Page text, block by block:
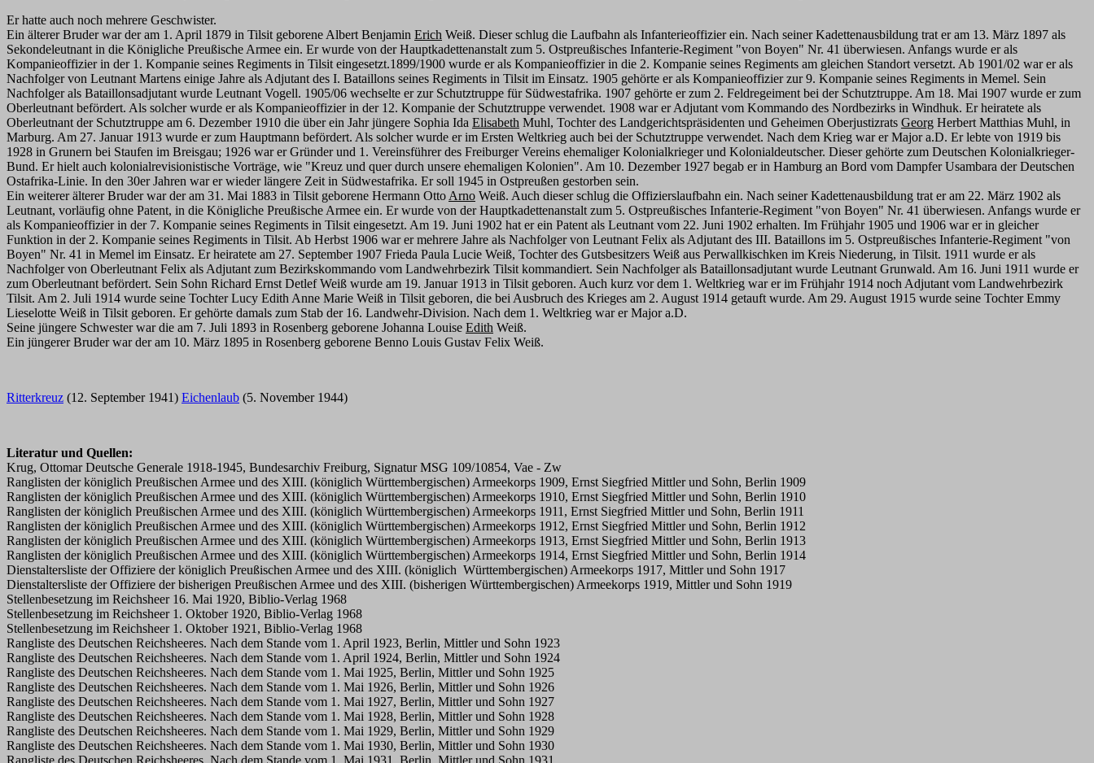
Er hatte auch noch mehrere Geschwister.
Ein älterer Bruder war der am 1. April 1879 in Tilsit geborene Albert Benjamin Erich Weiß. Dieser schlug die Laufbahn als Infanterieoffizier ein. Nach seiner Kadettenausbildung trat er am 13. März 1897 als
Sekondeleutnant in die Königliche Preußische Armee ein. Er wurde von der Hauptkadettenanstalt zum 5. Ostpreußisches Infanterie-Regiment "von Boyen" Nr. 41 überwiesen. Anfangs wurde er als
Kompanieoffizier in der 1. Kompanie seines Regiments in Tilsit eingesetzt.1899/1900 wurde er als Kompanieoffizier in die 2. Kompanie seines Regiments am gleichen Standort versetzt. Ab 1901/02 war er als
Nachfolger von Leutnant Martens einige Jahre als Adjutant des I. Bataillons seines Regiments in Tilsit im Einsatz. 1905 gehörte er als Kompanieoffizier zur 9. Kompanie seines Regiments in Memel. Sein
Nachfolger als Bataillonsadjutant wurde Leutnant Vogell. 1905/06 wechselte er zur Schutztruppe für Südwestafrika. 1907 gehörte er zum 2. Feldregeiment bei der Schutztruppe. Am 18. Mai 1907 wurde er zum
Oberleutnant befördert. Als solcher wurde er als Kompanieoffizier in der 12. Kompanie der Schutztruppe verwendet. 1908 war er Adjutant vom Kommando des Nordbezirks in Windhuk. Er heiratete als
Oberleutnant der Schutztruppe am 6. Dezember 1910 die über ein Jahr jüngere Sophia Ida Elisabeth Muhl, Tochter des Landgerichtspräsidenten und Geheimen Oberjustizrats Georg Herbert Matthias Muhl, in
Marburg. Am 27. Januar 1913 wurde er zum Hauptmann befördert. Als solcher wurde er im Ersten Weltkrieg auch bei der Schutztruppe verwendet. Nach dem Krieg war er Major a.D. Er lebte von 1919 bis
1928 in Grunern bei Staufen im Breisgau; 1926 war er Gründer und 1. Vereinsführer des Freiburger Vereins ehemaliger Kolonialkrieger und Kolonialdeutscher. Dieser gehörte zum Deutschen Kolonialkrieger-
Bund. Er hielt auch kolonialrevisionistische Vorträge, wie "Kreuz und quer durch unsere ehemaligen Kolonien". Am 10. Dezember 1927 begab er in Hamburg an Bord vom Dampfer Usambara der Deutschen
Ostafrika-Linie. In den 30er Jahren war er wieder längere Zeit in Südwestafrika. Er soll 1945 in Ostpreußen gestorben sein.
Ein weiterer älterer Bruder war der am 31. Mai 1883 in Tilsit geborene Hermann Otto Arno Weiß. Auch dieser schlug die Offizierslaufbahn ein. Nach seiner Kadettenausbildung trat er am 22. März 1902 als
Leutnant, vorläufig ohne Patent, in die Königliche Preußische Armee ein. Er wurde von der Hauptkadettenanstalt zum 5. Ostpreußisches Infanterie-Regiment "von Boyen" Nr. 41 überwiesen. Anfangs wurde er
als Kompanieoffizier in der 7. Kompanie seines Regiments in Tilsit eingesetzt. Am 19. Juni 1902 hat er ein Patent als Leutnant vom 22. Juni 1902 erhalten. Im Frühjahr 1905 und 1906 war er in gleicher
Funktion in der 2. Kompanie seines Regiments in Tilsit. Ab Herbst 1906 war er mehrere Jahre als Nachfolger von Leutnant Felix als Adjutant des III. Bataillons im 5. Ostpreußisches Infanterie-Regiment "von
Boyen" Nr. 41 in Memel im Einsatz. Er heiratete am 27. September 1907 Frieda Paula Lucie Weiß, Tochter des Gutsbesitzers Weiß aus Perwallkischken im Kreis Niederung, in Tilsit. 1911 wurde er als
Nachfolger von Oberleutnant Felix als Adjutant zum Bezirkskommando vom Landwehrbezirk Tilsit kommandiert. Sein Nachfolger als Bataillonsadjutant wurde Leutnant Grunwald. Am 16. Juni 1911 wurde er
zum Oberleutnant befördert. Sein Sohn Richard Ernst Detlef Weiß wurde am 19. Januar 1913 in Tilsit geboren. Auch kurz vor dem 1. Weltkrieg war er im Frühjahr 1914 noch Adjutant vom Landwehrbezirk
Tilsit. Am 2. Juli 1914 wurde seine Tochter Lucy Edith Anne Marie Weiß in Tilsit geboren, die bei Ausbruch des Krieges am 2. August 1914 getauft wurde. Am 29. August 1915 wurde seine Tochter Emmy
Lieselotte Weiß in Tilsit geboren. Er gehörte damals zum Stab der 16. Landwehr-Division. Nach dem 1. Weltkrieg war er Major a.D.
Seine jüngere Schwester war die am 7. Juli 1893 in Rosenberg geborene Johanna Louise Edith Weiß.
Ein jüngerer Bruder war der am 10. März 1895 in Rosenberg geborene Benno Louis Gustav Felix Weiß.
Ritterkreuz (12. September 1941) Eichenlaub (5. November 1944)
Literatur und Quellen:
Krug, Ottomar Deutsche Generale 1918-1945, Bundesarchiv Freiburg, Signatur MSG 109/10854, Vae - Zw
Ranglisten der königlich Preußischen Armee und des XIII. (königlich Württembergischen) Armeekorps 1909, Ernst Siegfried Mittler und Sohn, Berlin 1909
Ranglisten der königlich Preußischen Armee und des XIII. (königlich Württembergischen) Armeekorps 1910, Ernst Siegfried Mittler und Sohn, Berlin 1910
Ranglisten der königlich Preußischen Armee und des XIII. (königlich Württembergischen) Armeekorps 1911, Ernst Siegfried Mittler und Sohn, Berlin 1911
Ranglisten der königlich Preußischen Armee und des XIII. (königlich Württembergischen) Armeekorps 1912, Ernst Siegfried Mittler und Sohn, Berlin 1912
Ranglisten der königlich Preußischen Armee und des XIII. (königlich Württembergischen) Armeekorps 1913, Ernst Siegfried Mittler und Sohn, Berlin 1913
Ranglisten der königlich Preußischen Armee und des XIII. (königlich Württembergischen) Armeekorps 1914, Ernst Siegfried Mittler und Sohn, Berlin 1914
Dienstaltersliste der Offiziere der königlich Preußischen Armee und des XIII. (königlich Württembergischen) Armeekorps 1917, Mittler und Sohn 1917
Dienstaltersliste der Offiziere der bisherigen Preußischen Armee und des XIII. (bisherigen Württembergischen) Armeekorps 1919, Mittler und Sohn 1919
Stellenbesetzung im Reichsheer 16. Mai 1920, Biblio-Verlag 1968
Stellenbesetzung im Reichsheer 1. Oktober 1920, Biblio-Verlag 1968
Stellenbesetzung im Reichsheer 1. Oktober 1921, Biblio-Verlag 1968
Rangliste des Deutschen Reichsheeres. Nach dem Stande vom 1. April 1923, Berlin, Mittler und Sohn 1923
Rangliste des Deutschen Reichsheeres. Nach dem Stande vom 1. April 1924, Berlin, Mittler und Sohn 1924
Rangliste des Deutschen Reichsheeres. Nach dem Stande vom 1. Mai 1925, Berlin, Mittler und Sohn 1925
Rangliste des Deutschen Reichsheeres. Nach dem Stande vom 1. Mai 1926, Berlin, Mittler und Sohn 1926
Rangliste des Deutschen Reichsheeres. Nach dem Stande vom 1. Mai 1927, Berlin, Mittler und Sohn 1927
Rangliste des Deutschen Reichsheeres. Nach dem Stande vom 1. Mai 1928, Berlin, Mittler und Sohn 1928
Rangliste des Deutschen Reichsheeres. Nach dem Stande vom 1. Mai 1929, Berlin, Mittler und Sohn 1929
Rangliste des Deutschen Reichsheeres. Nach dem Stande vom 1. Mai 1930, Berlin, Mittler und Sohn 1930
Rangliste des Deutschen Reichsheeres. Nach dem Stande vom 1. Mai 1931, Berlin, Mittler und Sohn 1931